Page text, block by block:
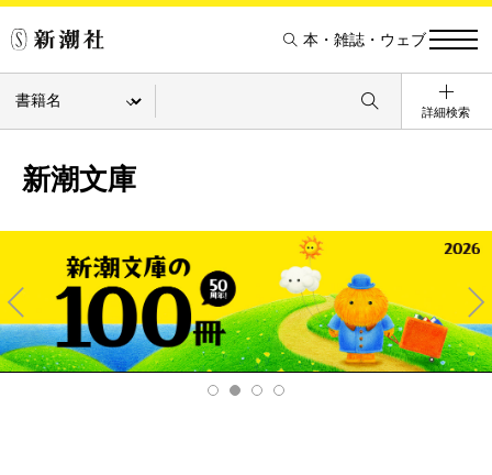
本・雑誌・ウェブ
詳細検索
新潮文庫
Pre
v
Ne
xt